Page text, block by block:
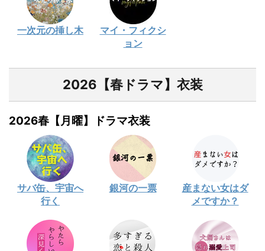
一次元の挿し木
マイ・フィクシ
ョン
2026【春ドラマ】衣装
2026春【月曜】ドラマ衣装
サバ缶、宇宙へ
行く
銀河の一票
産まない女はダ
メですか？